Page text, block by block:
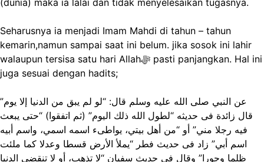
Seharusnya ia menjadi Imam Mahdi di tahun – tahun
kemarin,namun sampai saat ini belum. jika sosok ini lahir
walaupun tersisa satu hari Allahﷻ pasti panjangkan. Hal ini
juga sesuai dengan hadits;
عن النبي صلى الله عليه وسلم قال: “لو لم يبق من الدنيا إلا يوم”
قال زائدة فى حديثه “لطول الله ذلك اليوم” (ثم اتفقوا) “حتى يبعث
فيه رجلا مني” أو “من أهل بيتي، يواطىء اسمه اسمي، واسم أبيه
اسم أبي” زاد فى حديث فطر “يملأ الأرض قسطا وعدلا كما ملئت
ظلما وجورا” وقال فى حديث سفيان “لا تذهب، أو لا تنقضى الدنيا